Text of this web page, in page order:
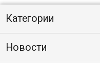
Категории
Новости